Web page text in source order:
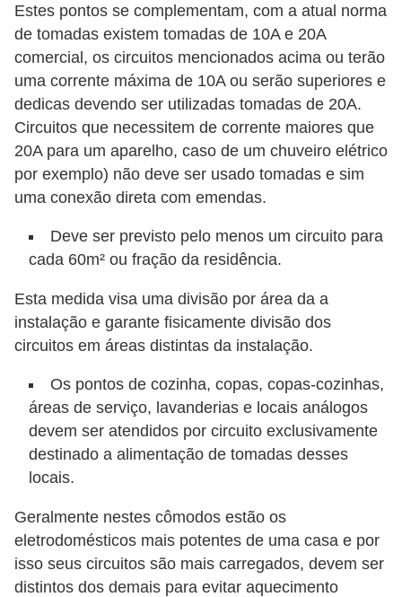
Estes pontos se complementam, com a atual norma
de tomadas existem tomadas de 10A e 20A
comercial, os circuitos mencionados acima ou terão
uma corrente máxima de 10A ou serão superiores e
dedicas devendo ser utilizadas tomadas de 20A.
Circuitos que necessitem de corrente maiores que
20A para um aparelho, caso de um chuveiro elétrico
por exemplo) não deve ser usado tomadas e sim
uma conexão direta com emendas.
Deve ser previsto pelo menos um circuito para
cada 60m² ou fração da residência.
Esta medida visa uma divisão por área da a
instalação e garante fisicamente divisão dos
circuitos em áreas distintas da instalação.
Os pontos de cozinha, copas, copas-cozinhas,
áreas de serviço, lavanderias e locais análogos
devem ser atendidos por circuito exclusivamente
destinado a alimentação de tomadas desses
locais.
Geralmente nestes cômodos estão os
eletrodomésticos mais potentes de uma casa e por
isso seus circuitos são mais carregados, devem ser
distintos dos demais para evitar aquecimento
H
i
s
t
ó
r
a
d
e
l
r
i
c
d
a
d